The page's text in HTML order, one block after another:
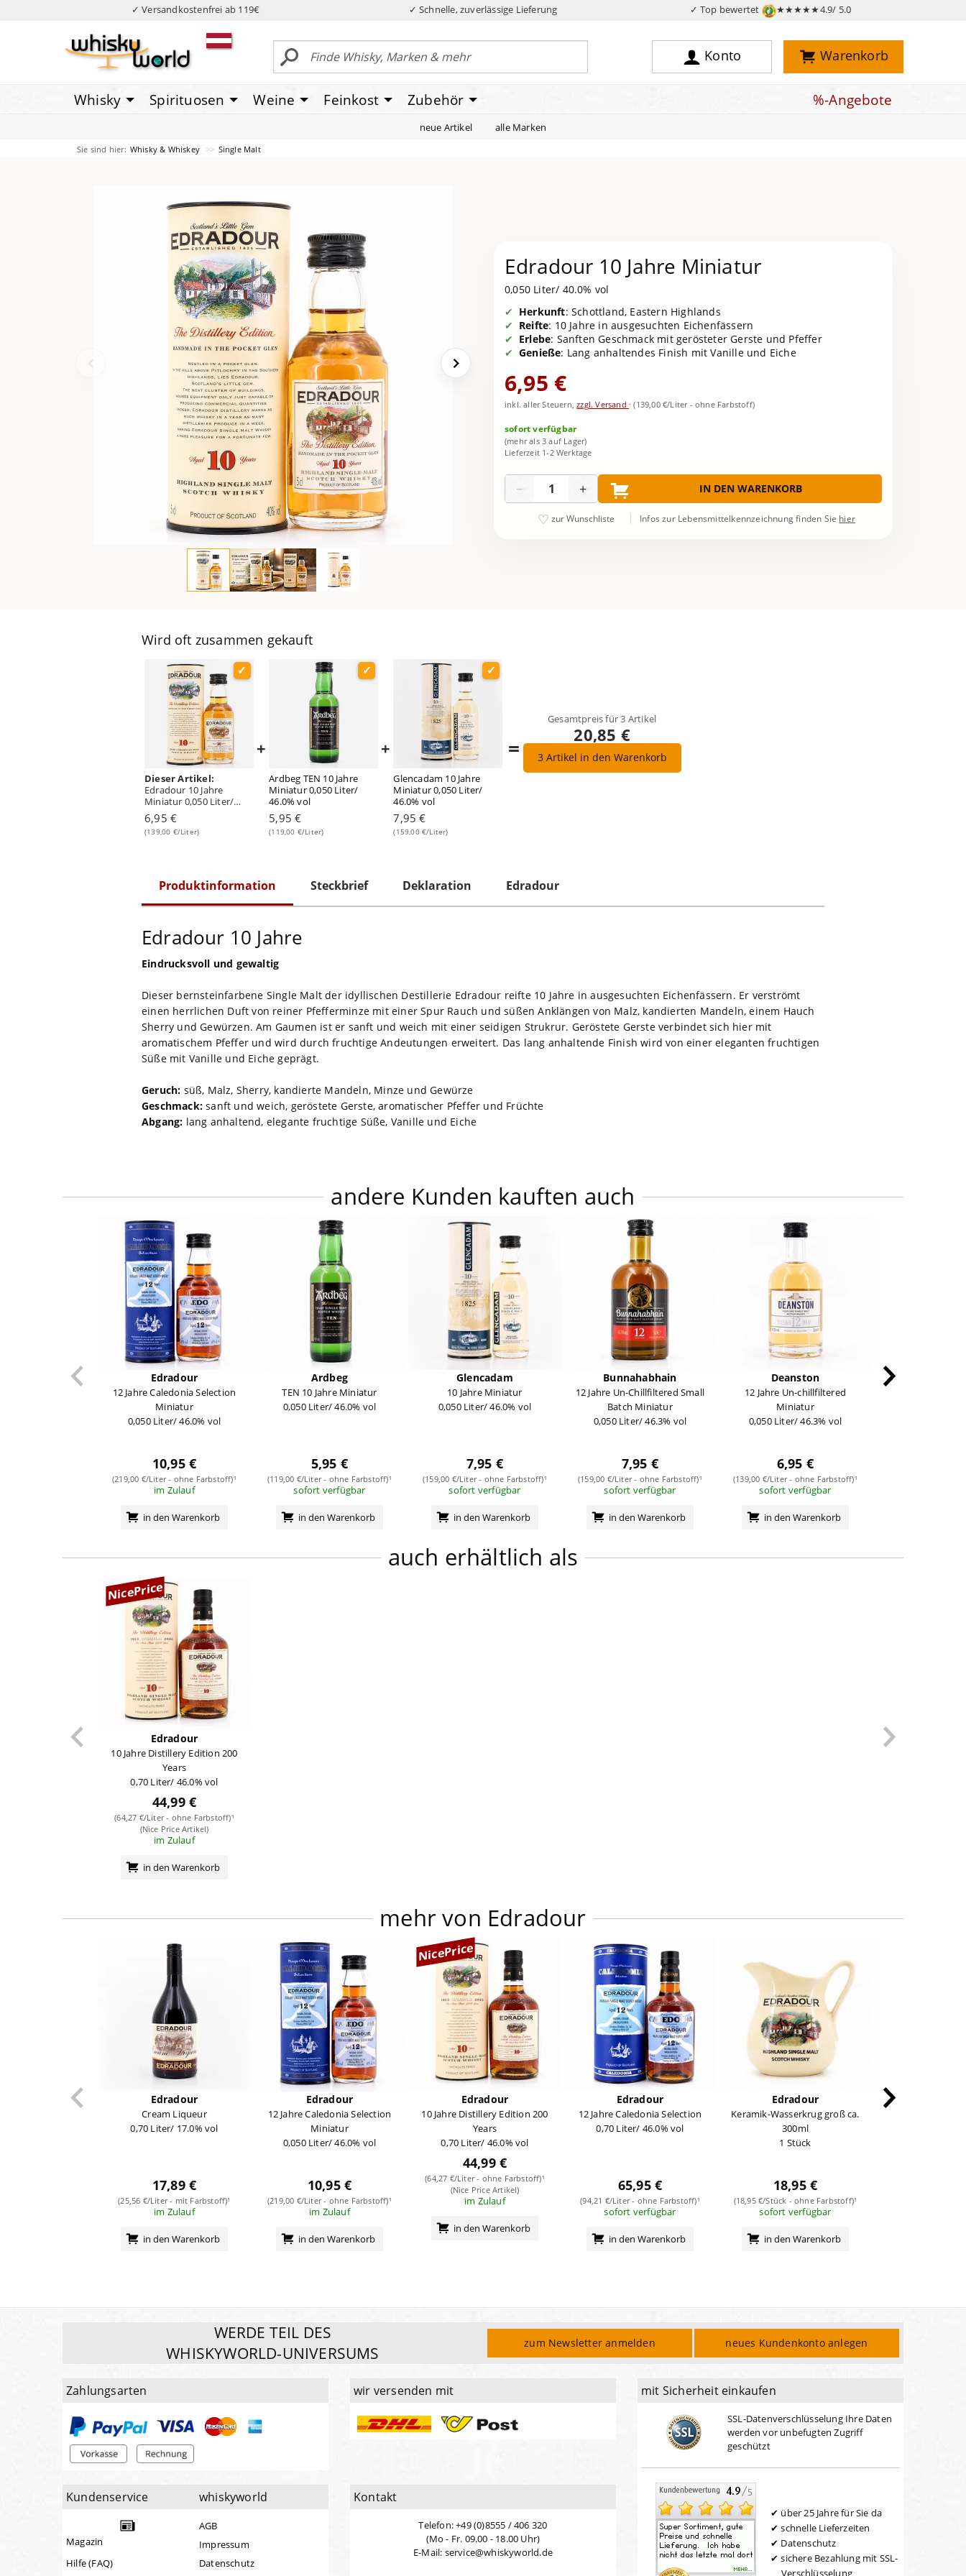
✓ Versandkostenfrei ab 119€ ✓ Schnelle, zuverlässige Lieferung ✓ Top bewertet ★★★★★4.9/ 5.0
Konto Warenkorb
Whisky Spirituosen Weine Feinkost Zubehör %-Angebote
neue Artikel alle Marken
Sie sind hier: Whisky & Whiskey Single Malt
Edradour 10 Jahre Miniatur
0,050 Liter/ 40.0% vol
Herkunft: Schottland, Eastern Highlands
Reifte: 10 Jahre in ausgesuchten Eichenfässern
Erlebe: Sanften Geschmack mit gerösteter Gerste und Pfeffer
Genieße: Lang anhaltendes Finish mit Vanille und Eiche
6,95 €
inkl. aller Steuern,zzgl. Versand ·(139,00 €/Liter - ohne Farbstoff)
sofort verfügbar
(mehr als 3 auf Lager)
Lieferzeit 1-2 Werktage
− + IN DEN WARENKORB
zur Wunschliste Infos zur Lebensmittelkennzeichnung finden Sie hier
Wird oft zusammen gekauft
Dieser Artikel:
Edradour 10 Jahre
Miniatur 0,050 Liter/
40.0% vol
6,95 €
(139,00 €/Liter)
+
Ardbeg TEN 10 Jahre
Miniatur 0,050 Liter/
46.0% vol
5,95 €
(119,00 €/Liter)
+
Glencadam 10 Jahre
Miniatur 0,050 Liter/
46.0% vol
7,95 €
(159,00 €/Liter)
=
Gesamtpreis für3 Artikel
20,85 €
3Artikel in den Warenkorb
Produktinformation Steckbrief Deklaration Edradour
Edradour 10 Jahre
Eindrucksvoll und gewaltig
Dieser bernsteinfarbene Single Malt der idyllischen Destillerie Edradour reifte 10 Jahre in ausgesuchten Eichenfässern. Er verströmt
einen herrlichen Duft von reiner Pfefferminze mit einer Spur Rauch und süßen Anklängen von Malz, kandierten Mandeln, einem Hauch
Sherry und Gewürzen. Am Gaumen ist er sanft und weich mit einer seidigen Strukrur. Geröstete Gerste verbindet sich hier mit
aromatischem Pfeffer und wird durch fruchtige Andeutungen erweitert. Das lang anhaltende Finish wird von einer eleganten fruchtigen
Süße mit Vanille und Eiche geprägt.
Geruch: süß, Malz, Sherry, kandierte Mandeln, Minze und Gewürze
Geschmack: sanft und weich, geröstete Gerste, aromatischer Pfeffer und Früchte
Abgang: lang anhaltend, elegante fruchtige Süße, Vanille und Eiche
andere Kunden kauften auch
Edradour
12 Jahre Caledonia Selection
Miniatur
0,050 Liter/ 46.0% vol
10,95 €
(219,00 €/Liter - ohne Farbstoff)¹
im Zulauf
in den Warenkorb
Ardbeg
TEN 10 Jahre Miniatur
0,050 Liter/ 46.0% vol
5,95 €
(119,00 €/Liter - ohne Farbstoff)¹
sofort verfügbar
in den Warenkorb
Glencadam
10 Jahre Miniatur
0,050 Liter/ 46.0% vol
7,95 €
(159,00 €/Liter - ohne Farbstoff)¹
sofort verfügbar
in den Warenkorb
Bunnahabhain
12 Jahre Un-Chillfiltered Small
Batch Miniatur
0,050 Liter/ 46.3% vol
7,95 €
(159,00 €/Liter - ohne Farbstoff)¹
sofort verfügbar
in den Warenkorb
Deanston
12 Jahre Un-chillfiltered
Miniatur
0,050 Liter/ 46.3% vol
6,95 €
(139,00 €/Liter - ohne Farbstoff)¹
sofort verfügbar
in den Warenkorb
auch erhältlich als
NicePrice
Edradour
10 Jahre Distillery Edition 200
Years
0,70 Liter/ 46.0% vol
44,99 €
(64,27 €/Liter - ohne Farbstoff)¹
(Nice Price Artikel)
im Zulauf
in den Warenkorb
mehr von Edradour
Edradour
Cream Liqueur
0,70 Liter/ 17.0% vol
17,89 €
(25,56 €/Liter - mit Farbstoff)¹
im Zulauf
in den Warenkorb
Edradour
12 Jahre Caledonia Selection
Miniatur
0,050 Liter/ 46.0% vol
10,95 €
(219,00 €/Liter - ohne Farbstoff)¹
im Zulauf
in den Warenkorb
NicePrice
Edradour
10 Jahre Distillery Edition 200
Years
0,70 Liter/ 46.0% vol
44,99 €
(64,27 €/Liter - ohne Farbstoff)¹
(Nice Price Artikel)
im Zulauf
in den Warenkorb
Edradour
12 Jahre Caledonia Selection
0,70 Liter/ 46.0% vol
65,95 €
(94,21 €/Liter - ohne Farbstoff)¹
sofort verfügbar
in den Warenkorb
Edradour
Keramik-Wasserkrug groß ca.
300ml
1 Stück
18,95 €
(18,95 €/Stück - ohne Farbstoff)¹
sofort verfügbar
in den Warenkorb
WERDE TEIL DES
WHISKYWORLD-UNIVERSUMS
zum Newsletter anmelden neues Kundenkonto anlegen
Zahlungsarten wir versenden mit
Kundenservice
Magazin
Hilfe (FAQ)
whiskyworld
AGB
Impressum
Datenschutz
Kontakt
Telefon: +49 (0)8555 / 406 320
(Mo - Fr. 09.00 - 18.00 Uhr)
E-Mail: service@whiskyworld.de
mit Sicherheit einkaufen
SSL-Datenverschlüsselung Ihre Daten
werden vor unbefugten Zugriff
geschützt
über 25 Jahre für Sie da
schnelle Lieferzeiten
Datenschutz
sichere Bezahlung mit SSL-
Verschlüsselung